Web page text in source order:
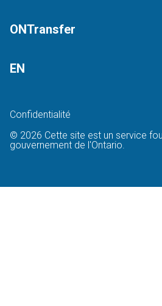
ONTransfer
EN
Confidentialité
© 2026 Cette site est un service
gouvernement de l'Ontario.